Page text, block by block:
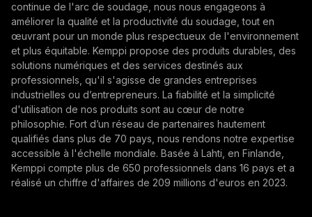
En vous abonnant, vous acceptez de recevoir des e-
mails marketing de Kemppi.
continue de l'arc de soudage, nous nous engageons à
améliorer la qualité et la productivité du soudage, tout en
œuvrant pour un monde plus respectueux de l'environnement
et plus équitable. Kemppi propose des produits durables, des
solutions numériques et des services destinés aux
professionnels, qu'il s'agisse de grandes entreprises
industrielles ou d’entrepreneurs. La fiabilité et la simplicité
d'utilisation de nos produits sont au cœur de notre
philosophie. Fort d’un réseau de partenaires hautement
qualifiés dans plus de 70 pays, nous rendons notre expertise
accessible à l'échelle mondiale. Basée à Lahti, en Finlande,
Kemppi compte plus de 650 professionnels dans 16 pays et a
réalisé un chiffre d'affaires de 209 millions d'euros en 2023.